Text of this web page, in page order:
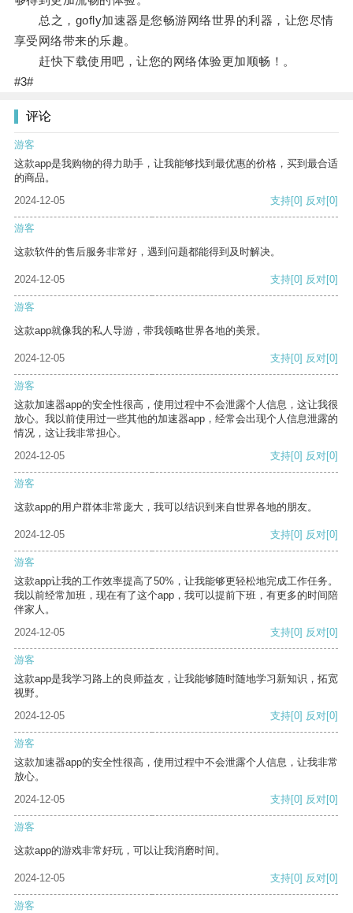
总之，gofly加速器是您畅游网络世界的利器，让您尽情
享受网络带来的乐趣。
赶快下载使用吧，让您的网络体验更加顺畅！。
#3#
评论
游客
这款app是我购物的得力助手，让我能够找到最优惠的价格，买到最合适
的商品。
2024-12-05
支持[0] 反对[0]
游客
这款软件的售后服务非常好，遇到问题都能得到及时解决。
2024-12-05 支持[0] 反对[0]
游客
这款app就像我的私人导游，带我领略世界各地的美景。
2024-12-05 支持[0] 反对[0]
游客
这款加速器app的安全性很高，使用过程中不会泄露个人信息，这让我很
放心。我以前使用过一些其他的加速器app，经常会出现个人信息泄露的
情况，这让我非常担心。
2024-12-05
支持[0] 反对[0]
游客
这款app的用户群体非常庞大，我可以结识到来自世界各地的朋友。
2024-12-05 支持[0] 反对[0]
游客
这款app让我的工作效率提高了50%，让我能够更轻松地完成工作任务。
我以前经常加班，现在有了这个app，我可以提前下班，有更多的时间陪
伴家人。
2024-12-05
支持[0] 反对[0]
游客
这款app是我学习路上的良师益友，让我能够随时随地学习新知识，拓宽
视野。
2024-12-05
支持[0] 反对[0]
游客
这款加速器app的安全性很高，使用过程中不会泄露个人信息，让我非常
放心。
2024-12-05
支持[0] 反对[0]
游客
这款app的游戏非常好玩，可以让我消磨时间。
2024-12-05 支持[0] 反对[0]
游客